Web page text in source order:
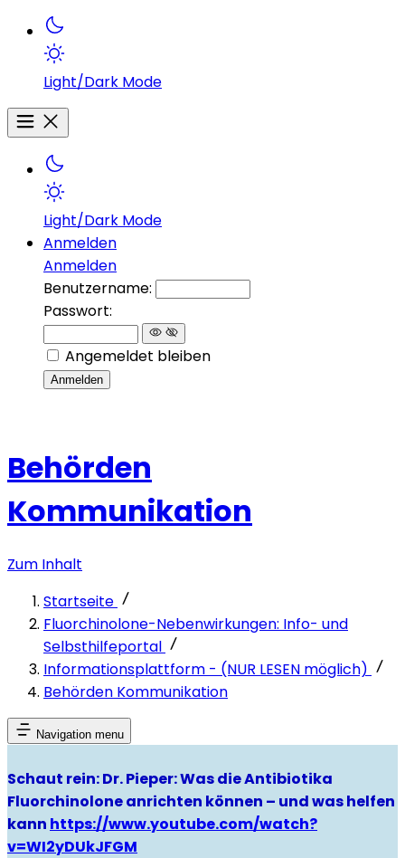
Light/Dark Mode
Light/Dark Mode
Anmelden
Anmelden
Benutzername:
Passwort:
Angemeldet bleiben
Anmelden
Behörden
Kommunikation
Zum Inhalt
Startseite
Fluorchinolone-Nebenwirkungen: Info- und
Selbsthilfeportal
Informationsplattform - (NUR LESEN möglich)
Behörden Kommunikation
Navigation menu
Schaut rein: Dr. Pieper: Was die Antibiotika
Fluorchinolone anrichten können – und was helfen
kann https://www.youtube.com/watch?
v=WI2yDUkJFGM